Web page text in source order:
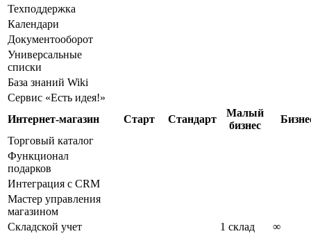
Техподдержка
Календари
Документооборот
Универсальные
списки
База знаний Wiki
Сервис «Есть идея!»
Интернет-магазин
Старт Стандарт
Малый
бизнес
Торговый каталог
Функционал
подарков
Интеграция с CRM
Мастер управления
магазином
Складской учет
1 склад
∞